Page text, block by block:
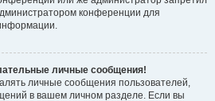
конференции для
личные сообщения!
личные сообщения пользователей,
в вашем личном разделе. Если вы